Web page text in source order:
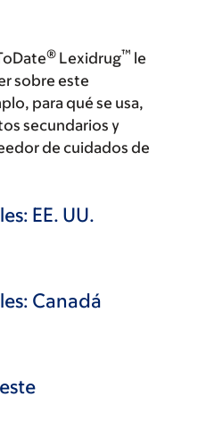
® Lexidrug™ le
sobre este
para qué se usa,
secundarios y
de cuidados de
EE. UU.
Canadá